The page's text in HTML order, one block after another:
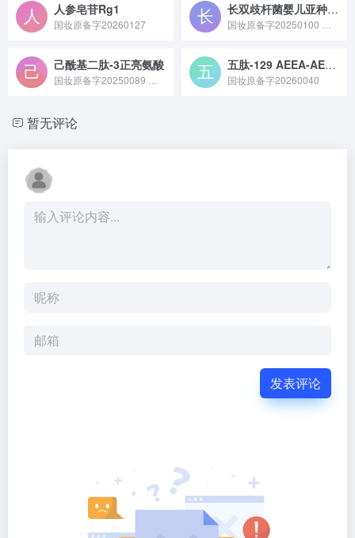
人参皂苷Rg1
国妆原备字20260127
长双歧杆菌婴儿亚种/乳糖发酵溶胞产物
己酰基二肽-3正亮氨酸 五肽-129 AEEA-AEEA 四肽-10
国妆原备字20260040
暂无评论
发表评论